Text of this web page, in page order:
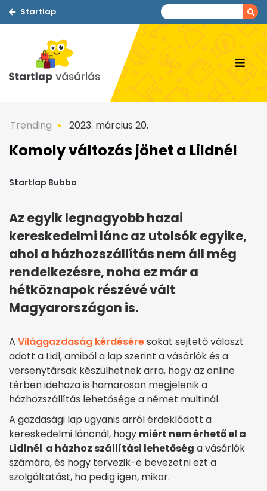
Startlap
Trending 2023. március 20.
Komoly változás jöhet a Lildnél
Startlap Bubba
Az egyik legnagyobb hazai
kereskedelmi lánc az utolsók egyike,
ahol a házhozszállítás nem áll még
rendelkezésre, noha ez már a
hétköznapok részévé vált
Magyarországon is.
A Világgazdaság kérdéséresokat sejtető választ
adott a Lidl, amiből a lap szerint a vásárlók és a
versenytársak készülhetnek arra, hogy az online
térben idehaza is hamarosan megjelenik a
házhozszállítás lehetősége a német multinál.
A gazdasági lap ugyanis arról érdeklődött a
kereskedelmi láncnál, hogy miért nem érhető el a
Lidlnél a házhoz szállítási lehetőség a vásárlók
számára, és hogy tervezik-e bevezetni ezt a
szolgáltatást, ha pedig igen, mikor.